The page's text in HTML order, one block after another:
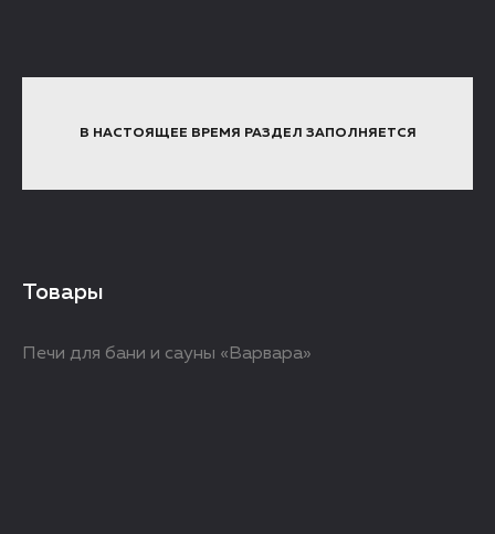
В НАСТОЯЩЕЕ ВРЕМЯ РАЗДЕЛ ЗАПОЛНЯЕТСЯ
Товары
Печи для бани и сауны «Варвара»